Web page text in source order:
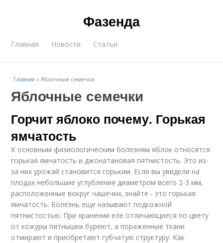
Фазенда
Главная Новости Статьи
Главная »Яблочные семечки
Яблочные семечки
Горчит яблоко почему. Горькая
ямчатость
К основным физиологическим болезням яблок относятся
горькая ямчатость и джонатановая пятнистость. Это из-
за них урожай становится горьким. Если вы увидели на
плодах небольшие углубления диаметром всего 2-3 мм,
расположенные вокруг чашечки, знайте - это горькая
ямчатость. Болезнь еще называют подкожной
пятнистостью. При хранении еле отличающиеся по цвету
от кожуры пятнышки буреют, а пораженные ткани
отмирают и приобретают губчатую структуру. Как